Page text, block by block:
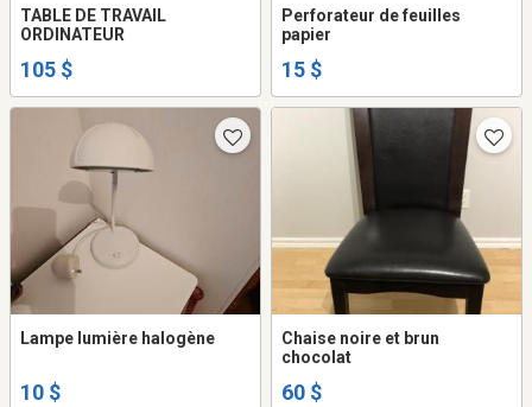
TABLE DE TRAVAIL
ORDINATEUR
105 $
Perforateur de feuilles
papier
15 $
Lampe lumière halogène
10 $
Chaise noire et brun
chocolat
60 $